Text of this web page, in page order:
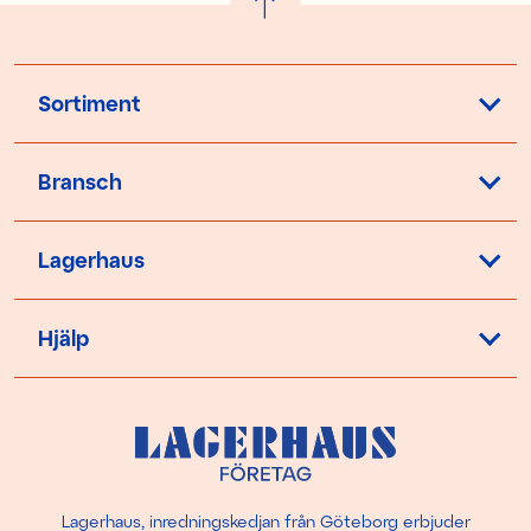
Sortiment
Bransch
Lagerhaus
Hjälp
Lagerhaus, inredningskedjan från Göteborg erbjuder